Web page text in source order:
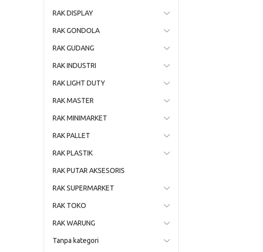
RAK DISPLAY
RAK GONDOLA
RAK GUDANG
RAK INDUSTRI
RAK LIGHT DUTY
RAK MASTER
RAK MINIMARKET
RAK PALLET
RAK PLASTIK
RAK PUTAR AKSESORIS
RAK SUPERMARKET
RAK TOKO
RAK WARUNG
Tanpa kategori